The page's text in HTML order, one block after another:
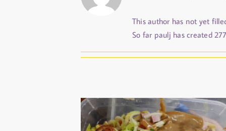
This author has not yet
So far paulj has created